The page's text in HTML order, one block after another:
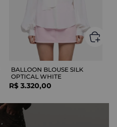
BALLOON BLOUSE SILK
OPTICAL WHITE
R$ 3.320,00